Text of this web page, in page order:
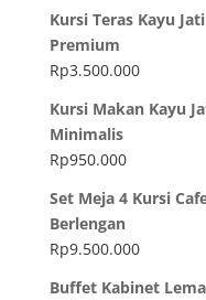
Kursi Teras Kayu
Premium
Rp3.500.000
Kursi Makan Kayu
Minimalis
Rp950.000
Set Meja 4 Kursi
Berlengan
Rp9.500.000
Buffet Kabinet